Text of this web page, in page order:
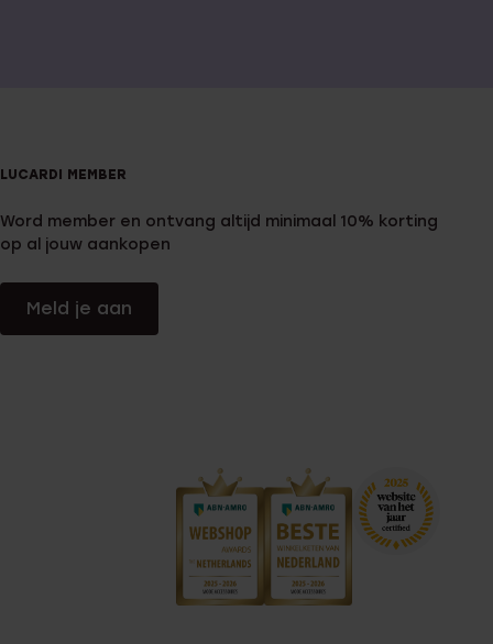
LUCARDI MEMBER
Word member en ontvang altijd minimaal 10% korting
op al jouw aankopen
Meld je aan